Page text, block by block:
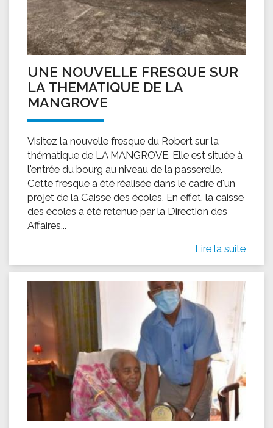
UNE NOUVELLE FRESQUE SUR
LA THEMATIQUE DE LA
MANGROVE
Visitez la nouvelle fresque du Robert sur la
thématique de LA MANGROVE. Elle est située à
l'entrée du bourg au niveau de la passerelle.
Cette fresque a été réalisée dans le cadre d'un
projet de la Caisse des écoles. En effet, la caisse
des écoles a été retenue par la Direction des
Affaires...
Lire la suite